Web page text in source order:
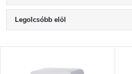
T
e
Legolcsóbb elöl